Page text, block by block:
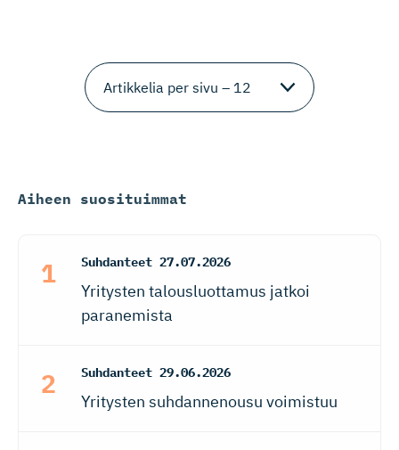
Aiheen suosituimmat
Suhdanteet 27.07.2026
Yritysten talousluottamus jatkoi
paranemista
Suhdanteet 29.06.2026
Yritysten suhdannenousu voimistuu